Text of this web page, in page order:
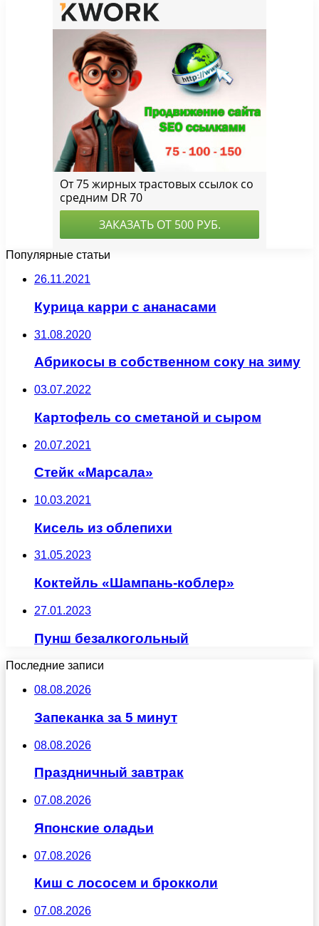
Популярные статьи
26.11.2021
Курица карри с ананасами
31.08.2020
Абрикосы в собственном соку на зиму
03.07.2022
Картофель со сметаной и сыром
20.07.2021
Стейк «Марсала»
10.03.2021
Кисель из облепихи
31.05.2023
Коктейль «Шампань-коблер»
27.01.2023
Пунш безалкогольный
Последние записи
08.08.2026
Запеканка за 5 минут
08.08.2026
Праздничный завтрак
07.08.2026
Японские оладьи
07.08.2026
Киш с лососем и брокколи
07.08.2026